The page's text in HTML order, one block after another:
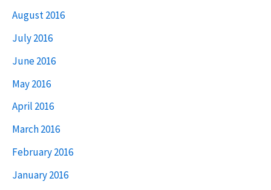
August 2016
July 2016
June 2016
May 2016
April 2016
March 2016
February 2016
January 2016